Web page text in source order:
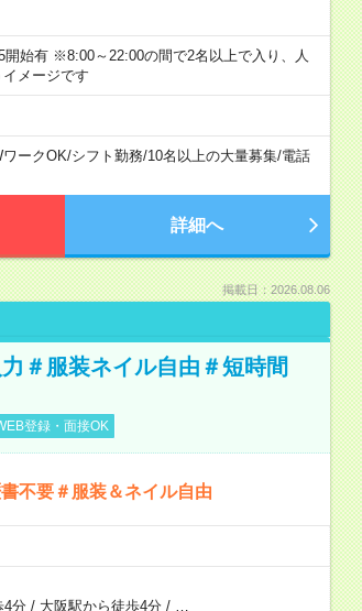
始有 ※8:00～22:00の間で2名以上で入り、人
メージです
ークOK/シフト勤務/10名以上の大量募集/電話
詳細へ
掲載日：2026.08.06
＃服装ネイル自由＃短時間
登録・面接OK
不要＃服装＆ネイル自由
4分/ 大阪駅から徒歩4分/